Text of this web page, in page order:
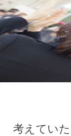
考えてい